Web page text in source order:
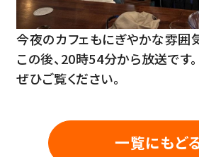
今夜のカフェもにぎやかな雰囲
この後、20時54分から放送です。
ぜひご覧ください。
一覧にもど